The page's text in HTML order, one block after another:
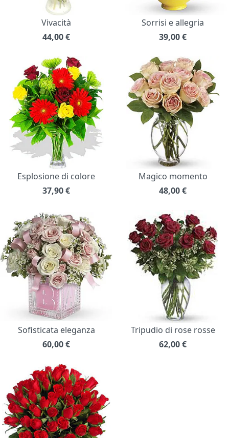
Vivacità
44,00€
Sorrisi e allegria
39,00€
Esplosione di colore
37,90€
Magico momento
48,00€
Sofisticata eleganza
60,00€
Tripudio di rose rosse
62,00€